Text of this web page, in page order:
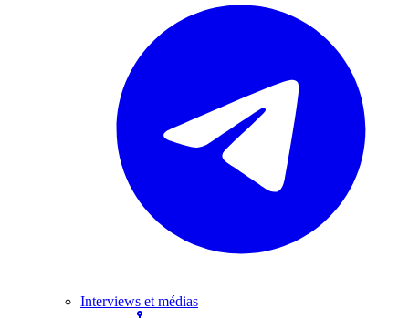
Interviews et médias